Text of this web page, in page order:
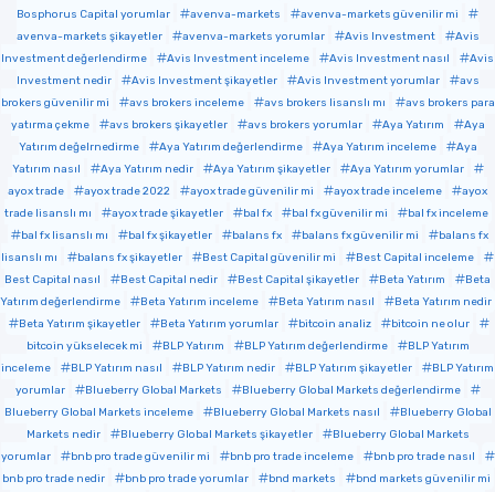
Bosphorus Capital yorumlar
avenva-markets
avenva-markets güvenilir mi
avenva-markets şikayetler
avenva-markets yorumlar Avis Investment
Avis
Investment değerlendirme
Avis Investment inceleme Avis Investment nasıl
Avis
Investment nedir
Avis Investment şikayetler Avis Investment yorumlar
avs
brokers güvenilir mi
avs brokers inceleme avs brokers lisanslı mı
avs brokers para
yatırma çekme
avs brokers şikayetler avs brokers yorumlar Aya Yatırım
Aya
Yatırım değelrnedirme
Aya Yatırım değerlendirme Aya Yatırım inceleme
Aya
Yatırım nasıl
Aya Yatırım nedir Aya Yatırım şikayetler
Aya Yatırım yorumlar
ayox trade
ayox trade 2022 ayox trade güvenilir mi ayox trade inceleme
ayox
trade lisanslı mı
ayox trade şikayetler bal fx bal fx güvenilir mi
bal fx inceleme
bal fx lisanslı mı
bal fx şikayetler balans fx balans fx güvenilir mi
balans fx
lisanslı mı
balans fx şikayetler Best Capital güvenilir mi
Best Capital inceleme
Best Capital nasıl
Best Capital nedir Best Capital şikayetler Beta Yatırım
Beta
Yatırım değerlendirme
Beta Yatırım inceleme Beta Yatırım nasıl
Beta Yatırım nedir
Beta Yatırım şikayetler
Beta Yatırım yorumlar bitcoin analiz
bitcoin ne olur
bitcoin yükselecek mi
BLP Yatırım BLP Yatırım değerlendirme
BLP Yatırım
inceleme
BLP Yatırım nasıl BLP Yatırım nedir BLP Yatırım şikayetler
BLP Yatırım
yorumlar
Blueberry Global Markets
Blueberry Global Markets değerlendirme
Blueberry Global Markets inceleme
Blueberry Global Markets nasıl
Blueberry Global
Markets nedir
Blueberry Global Markets şikayetler
Blueberry Global Markets
yorumlar
bnb pro trade güvenilir mi bnb pro trade inceleme
bnb pro trade nasıl
bnb pro trade nedir
bnb pro trade yorumlar bnd markets
bnd markets güvenilir mi